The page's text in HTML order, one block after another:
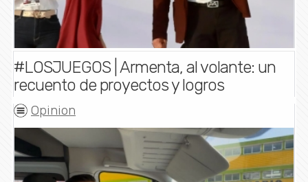
#LOSJUEGOS | Armenta, al volante: un
recuento de proyectos y logros
Opinion